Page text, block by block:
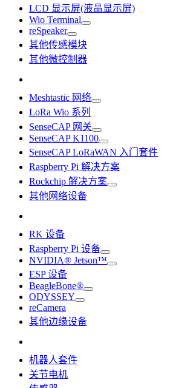
LCD 显示屏(液晶显示屏)
Wio Terminal
reSpeaker
其他传感模块
其他微控制器
Meshtastic 网络
LoRa Wio 系列
SenseCAP 网关
SenseCAP K1100
SenseCAP LoRaWAN 入门套件
Raspberry Pi 解决方案
Rockchip 解决方案
其他网络设备
RK 设备
Raspberry Pi 设备
NVIDIA® Jetson™
ESP 设备
BeagleBone®
ODYSSEY
reCamera
其他边缘设备
机器人套件
关节电机